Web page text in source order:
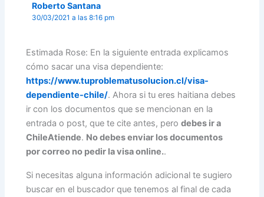
Roberto Santana
30/03/2021 a las 8:16 pm
Estimada Rose: En la siguiente entrada explicamos
cómo sacar una visa dependiente:
https://www.tuproblematusolucion.cl/visa-
dependiente-chile/. Ahora si tu eres haitiana debes
ir con los documentos que se mencionan en la
entrada o post, que te cite antes, perodebes ir a
ChileAtiende. No debes enviar los documentos
por correo no pedir la visa online..
Si necesitas alguna información adicional te sugiero
buscar en el buscador que tenemos al final de cada